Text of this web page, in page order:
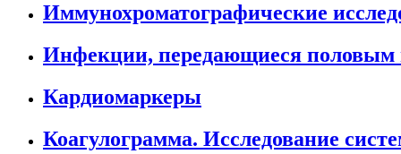
Иммунохроматографические
Инфекции, передающиеся половым
Кардиомаркеры
Коагулограмма. Исследование